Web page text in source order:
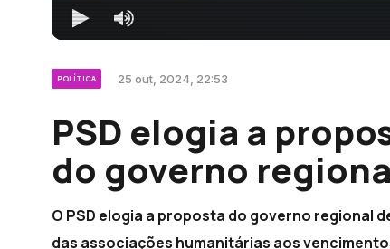
POLÍTICA 25 out, 2024, 22:53
PSD elogia a
do governo
O PSD elogia a proposta do governo regional
das associações humanitárias aos